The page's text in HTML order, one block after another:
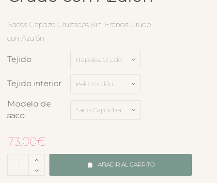
Sacos Capazo Cruzados Kin-Francis Crudo
con Azulón
Tejido
Tejido interior
Modelo de
saco
73.00€
AÑADIR AL CARRITO